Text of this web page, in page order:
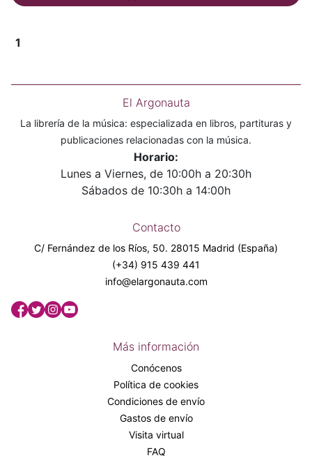
1
El Argonauta
La librería de la música: especializada en libros, partituras y
publicaciones relacionadas con la música.
Horario:
Lunes a Viernes, de 10:00h a 20:30h
Sábados de 10:30h a 14:00h
Contacto
C/ Fernández de los Ríos, 50. 28015 Madrid (España)
(+34) 915 439 441
info@elargonauta.com
Más información
Conócenos
Política de cookies
Condiciones de envío
Gastos de envío
Visita virtual
FAQ